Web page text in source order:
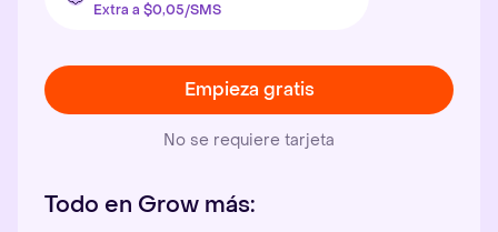
Extra a $0,05/SMS
Empieza gratis
No se requiere tarjeta
Todo en Grow más: